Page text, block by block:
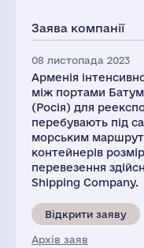
Заява компанії
08 листопада 2023
Арменія
між портами
(Росія) для
перебувають під
морським
контейнерів
перевезення
Shipping Company.
Відкрити заяву
Архів заяв